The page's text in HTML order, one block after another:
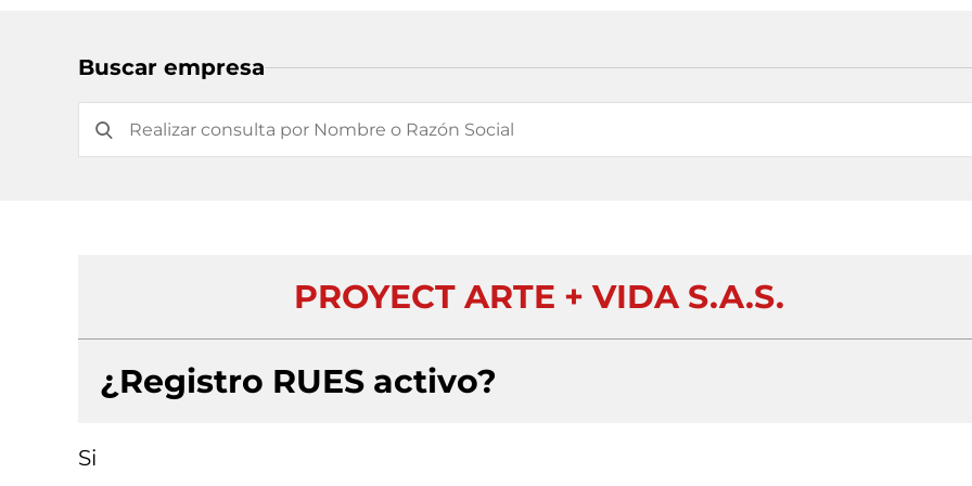
Buscar empresa
PROYECT ARTE + VIDA S.A.S.
¿Registro RUES activo?
Si